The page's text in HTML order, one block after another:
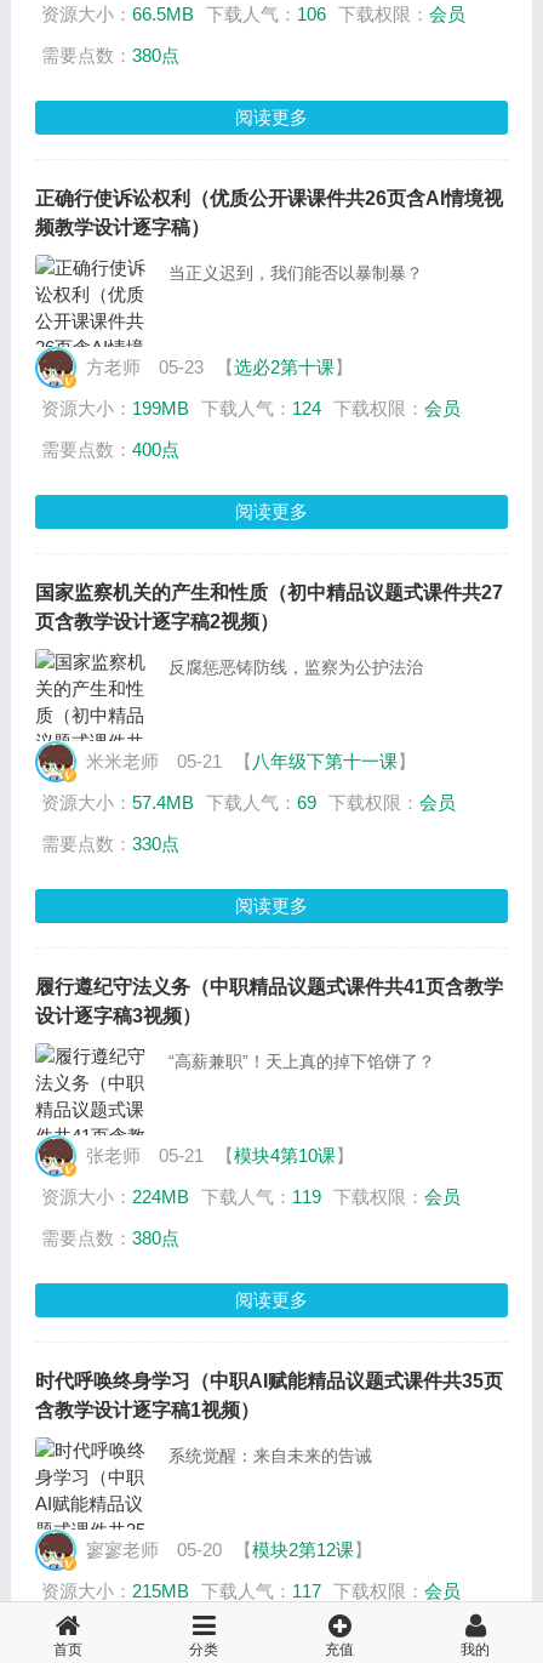
资源大小： 66.5MB 下载人气： 106 下载权限： 会员
需要点数： 380点
阅读更多
正确行使诉讼权利（优质公开课课件共26页含AI情境视
频教学设计逐字稿）
当正义迟到，我们能否以暴制暴？
方老师 05-23 【选必2第十课】
资源大小： 199MB 下载人气： 124 下载权限： 会员
需要点数： 400点
阅读更多
国家监察机关的产生和性质（初中精品议题式课件共27
页含教学设计逐字稿2视频）
反腐惩恶铸防线，监察为公护法治
米米老师 05-21 【 八年级下第十一课】
资源大小： 57.4MB 下载人气： 69 下载权限： 会员
需要点数： 330点
阅读更多
履行遵纪守法义务（中职精品议题式课件共41页含教学
设计逐字稿3视频）
“高薪兼职”！天上真的掉下馅饼了？
张老师 05-21 【模块4第10课】
资源大小： 224MB 下载人气： 119 下载权限： 会员
需要点数： 380点
阅读更多
时代呼唤终身学习（中职AI赋能精品议题式课件共35页
含教学设计逐字稿1视频）
系统觉醒：来自未来的告诫
寥寥老师 05-20 【模块2第12课】
资源大小： 215MB 下载人气： 117 下载权限： 会员
需要点数：
首页 分类 充值 我的